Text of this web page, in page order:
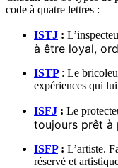
code à quatre lettres :
ISTJ :
à être loyal,
ISTP : Le
expériences qui
ISFJ : Le
toujours prêt à
ISFP: L’artiste.
réservé et